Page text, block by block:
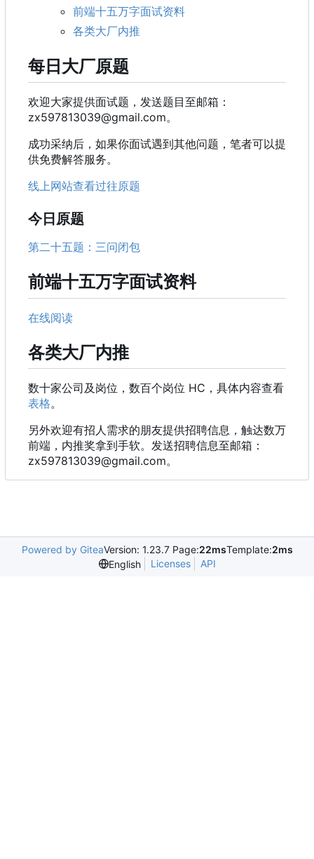
前端十五万字面试资料
各类大厂内推
每日大厂原题
欢迎大家提供面试题 ， 发送题目至邮箱 ：
zx597813039@gmail.com。
成功采纳后，如果你面试遇到其他问题，笔者可以提
供免费解答服务。
线上网站查看过往原题
今日原题
第二十五题：三问闭包
前端十五万字面试资料
在线阅读
各类大厂内推
数十家公司及岗位，数百个岗位 HC ， 具体内容查看
表格。
另外欢迎有招人需求的朋友提供招聘信息 ， 触达数万
前端 ， 内推奖拿到手软。发送招聘信息至邮箱 ：
zx597813039@gmail.com。
Powered by GiteaVersion: 1.23.7 Page:22msTemplate:2ms
English
Licenses API